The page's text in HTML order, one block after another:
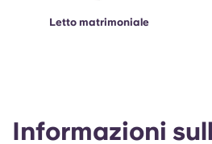
Informazioni
Letto matrimoniale